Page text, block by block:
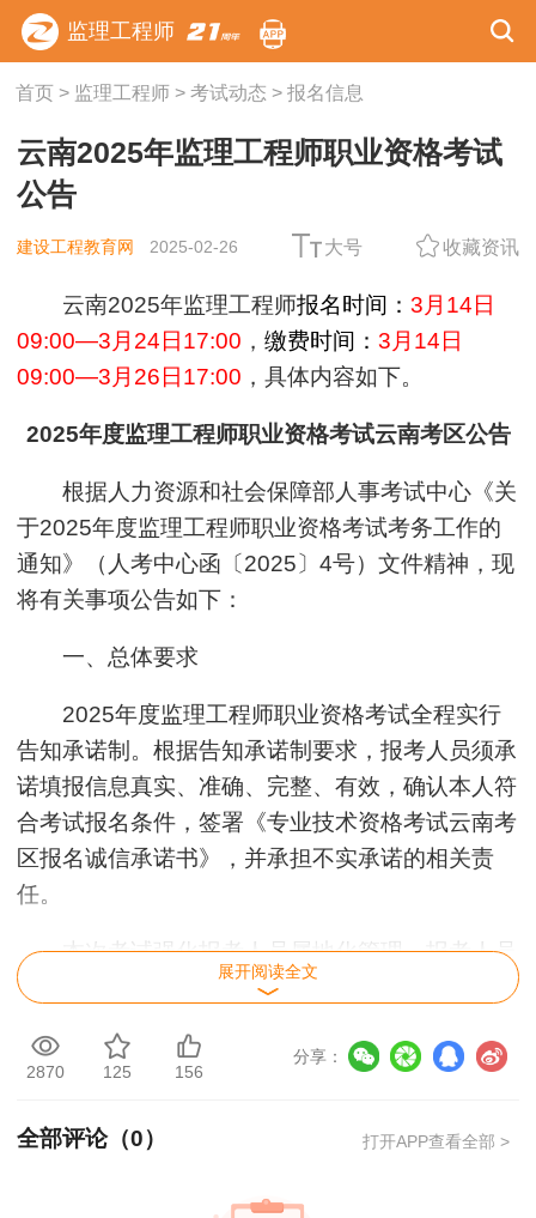
监理工程师
首页> 监理工程师> 考试动态 > 报名信息
云南2025年监理工程师职业资格考试
公告
建设工程教育网 2025-02-26 大号 收藏资讯
云南2025年监理工程师报名时间： 3月14日
09:00—3月24日17:00 ，缴费时间：3月14日
09:00—3月26日17:00 ，具体内容如下。
2025年度监理工程师职业资格考试云南考区公告
根据人力资源和社会保障部人事考试中心《关
于2025年度监理工程师职业资格考试考务工作的
通知》（人考中心函〔2025〕4号）文件精神，现
将有关事项公告如下：
一、总体要求
2025年度监理工程师职业资格考试全程实行
告知承诺制。根据告知承诺制要求，报考人员须承
诺填报信息真实、准确、完整、有效，确认本人符
合考试报名条件，签署《专业技术资格考试云南考
区报名诚信承诺书》，并承担不实承诺的相关责
任。
本次考试强化报考人员属地化管理，报考人员
现工作地或户籍地须在云南省区域内，满足其一，
管理部门将会同行业主管部门、公安机关等相关部
团伙作弊、高科技作弊及替考等违法违规行为。
展开阅读全文
2870 125 156
分享：
全部评论（0） 打开APP查看全部 >